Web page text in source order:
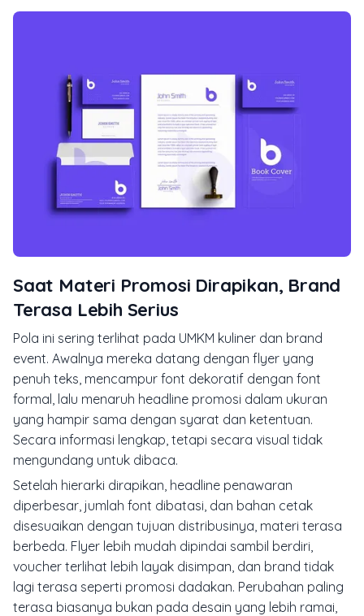
Saat Materi Promosi Dirapikan, Brand
Terasa Lebih Serius
Pola ini sering terlihat pada UMKM kuliner dan brand
event. Awalnya mereka datang dengan flyer yang
penuh teks, mencampur font dekoratif dengan font
formal, lalu menaruh headline promosi dalam ukuran
yang hampir sama dengan syarat dan ketentuan.
Secara informasi lengkap, tetapi secara visual tidak
mengundang untuk dibaca.
Setelah hierarki dirapikan, headline penawaran
diperbesar, jumlah font dibatasi, dan bahan cetak
disesuaikan dengan tujuan distribusinya, materi terasa
berbeda. Flyer lebih mudah dipindai sambil berdiri,
voucher terlihat lebih layak disimpan, dan brand tidak
lagi terasa seperti promosi dadakan. Perubahan paling
terasa biasanya bukan pada desain yang lebih ramai,